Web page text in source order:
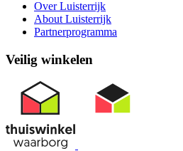
Over Luisterrijk
About Luisterrijk
Partnerprogramma
Veilig winkelen